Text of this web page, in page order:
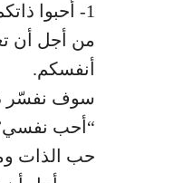
1- أحبوا ذاتكم وحياتكم قبل أن تقعوا في حب أحد
من أجل أن
أنفسكم.
سوف نفسّر
“أحب
حب الذات